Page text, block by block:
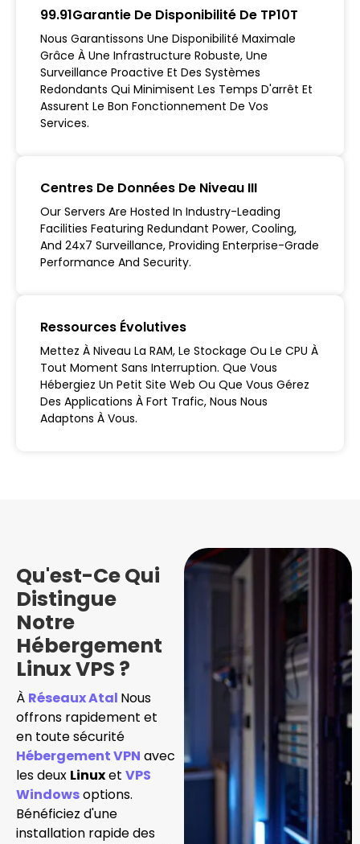
99.91Garantie De Disponibilité De TP10T
Nous Garantissons Une Disponibilité Maximale
Grâce À Une Infrastructure Robuste, Une
Surveillance Proactive Et Des Systèmes
Redondants Qui Minimisent Les Temps D'arrêt Et
Assurent Le Bon Fonctionnement De Vos
Services.
Centres De Données De Niveau III
Our Servers Are Hosted In Industry-Leading
Facilities Featuring Redundant Power, Cooling,
And 24x7 Surveillance, Providing Enterprise-Grade
Performance And Security.
Ressources Évolutives
Mettez À Niveau La RAM, Le Stockage Ou Le CPU À
Tout Moment Sans Interruption. Que Vous
Hébergiez Un Petit Site Web Ou Que Vous Gérez
Des Applications À Fort Trafic, Nous Nous
Adaptons À Vous.
Qu'est-Ce Qui
Distingue
Notre
Hébergement
Linux VPS ?
À Réseaux Atal Nous
offrons rapidement et
en toute sécurité
Hébergement VPN avec
les deux Linuxet VPS
Windowsoptions.
Bénéficiez d'une
installation rapide des